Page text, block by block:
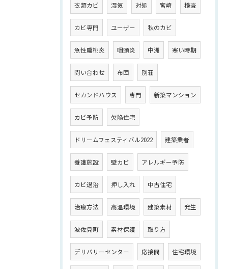
衣類カビ 湿気 対処 宮崎 検査
カビ専門 ユーザー 秋のカビ
急性扁桃炎 咽頭炎 中洲 寒い時期
問い合わせ 布団 別荘
セカンドハウス 専門 新築マンション
カビ予防 欠陥住宅
ドリームフェスティバル2022 建築業者
養護施設 壁カビ アレルギー予防
カビ退治 押し入れ 中古住宅
治療方法 高温環境 建築素材 発生
波佐見町 素材保護 取り方
デリバリーセンター 応接間 住宅環境